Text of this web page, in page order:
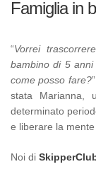
Famiglia in
“Vorrei
bambino di 5
come posso fare?
stata Marianna,
determinato
e liberare la
Noi di